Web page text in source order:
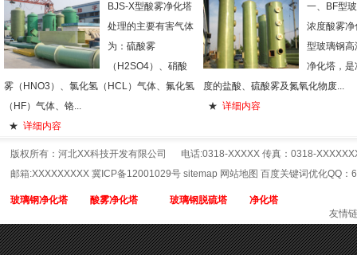
BJS-X型酸雾净化塔
处理的主要有害气体
为：硫酸雾
（H2SO4）、硝酸
雾（HNO3）、氯化氢（HCL）气体、氟化氢
（HF）气体、铬...
★ 详细内容
一、BF型
浓度酸雾净
型玻璃钢高
净化塔，是
度的盐酸、硫酸雾及氮氧化物废...
★ 详细内容
版权所有：河北XX科技开发有限公司 电话:0318-XXXXX 传真：0318-
邮箱:XXXXXXXXX 冀ICP备12001029号 sitemap 网站地图 百度关键词优化QQ：
玻璃钢净化塔 酸雾净化塔 玻璃钢脱硫塔
净化塔
友情